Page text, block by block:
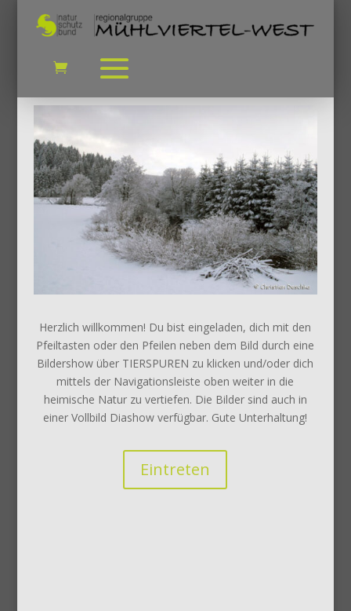
Herzlich willkommen! Du bist eingeladen, dich mit den
Pfeiltasten oder den Pfeilen neben dem Bild durch eine
Bildershow über TIERSPUREN zu klicken und/oder dich
mittels der Navigationsleiste oben weiter in die
heimische Natur zu vertiefen. Die Bilder sind auch in
einer Vollbild Diashow verfügbar. Gute Unterhaltung!
Eintreten